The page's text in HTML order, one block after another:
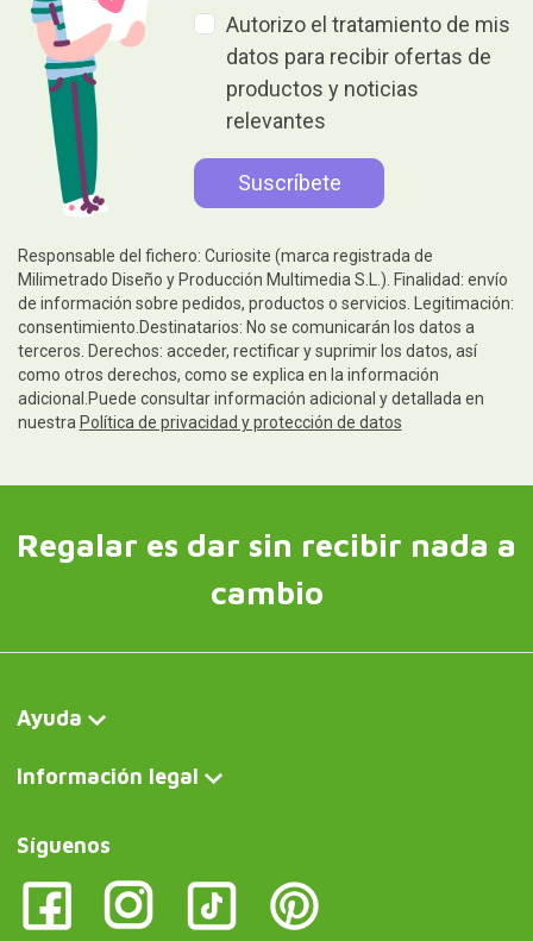
Autorizo el tratamiento de mis
datos para recibir ofertas de
productos y noticias
relevantes
Responsable del fichero: Curiosite (marca registrada de
Milimetrado Diseño y Producción Multimedia S.L.). Finalidad: envío
de información sobre pedidos, productos o servicios. Legitimación:
consentimiento.Destinatarios: No se comunicarán los datos a
terceros. Derechos: acceder, rectificar y suprimir los datos, así
como otros derechos, como se explica en la información
adicional.Puede consultar información adicional y detallada en
nuestra Política de privacidad y protección de datos
Regalar es dar sin recibir nada a
cambio
Ayuda
Información legal
Síguenos